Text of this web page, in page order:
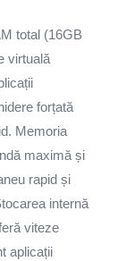
total (16GB
virtuală
forțată
Memoria
maximă și
rapid și
internă
viteze
aplicații